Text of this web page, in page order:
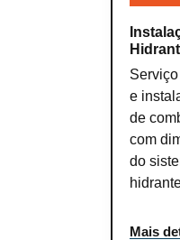
e
de
com
do
Mais